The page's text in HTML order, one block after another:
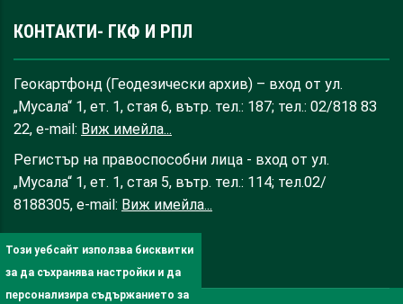
КОНТАКТИ- ГКФ И РПЛ
Геокартфонд (Геодезически архив) – вход от ул.
„Мусала“ 1, ет. 1, стая 6, вътр. тел.: 187; тел.: 02/818 83
22, e-mail: Виж имейла...
Регистър на правоспособни лица - вход от ул.
„Мусала“ 1, ет. 1, стая 5, вътр. тел.: 114; тел.02/
8188305, e-mail: Виж имейла...
Този уебсайт използва бисквитки
за да съхранява настройки и да
персонализира съдържанието за